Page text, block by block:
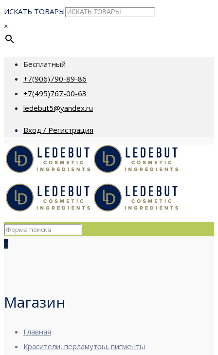
ИСКАТЬ ТОВАРЫ
×
Бесплатный
+7(906)790-89-86
+7(495)767-00-63
ledebut5@yandex.ru
Вход / Регистрация
0
Магазин
Главная
Красители, перламутры, пигменты